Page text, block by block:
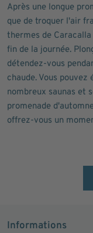
Après une longue
que de troquer l'air
thermes de
fin de la journée.
détendez-vous
chaude. Vous
nombreux saunas et
promenade
offrez-vous un
Informations